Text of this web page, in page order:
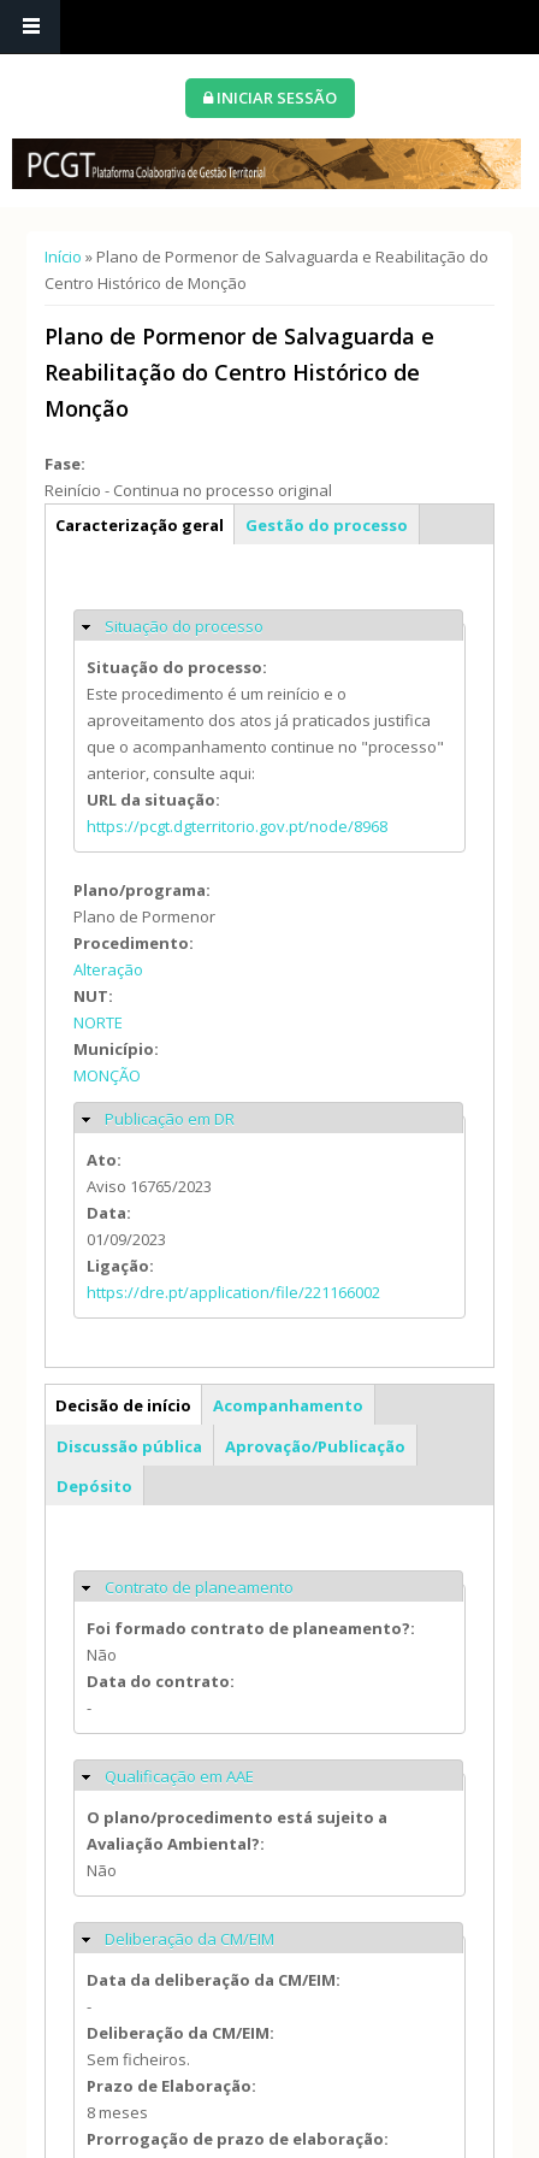
INICIAR SESSÃO
Está aqui
Início » Plano de Pormenor de Salvaguarda e Reabilitação do
Centro Histórico de Monção
Plano de Pormenor de Salvaguarda e
Reabilitação do Centro Histórico de
Monção
Fase:
Reinício - Continua no processo original
Info geral
Caracterização geral Gestão do processo
Ocultar
Situação do processo
Situação do processo:
Este procedimento é um reinício e o
aproveitamento dos atos já praticados justifica
que o acompanhamento continue no "processo"
anterior, consulte aqui:
URL da situação:
https://pcgt.dgterritorio.gov.pt/node/8968
Plano/programa:
Plano de Pormenor
Procedimento:
Alteração
NUT:
NORTE
Município:
MONÇÃO
Ocultar
Publicação em DR
Ato:
Aviso 16765/2023
Data:
01/09/2023
Ligação:
https://dre.pt/application/file/221166002
PP
Decisão de início
Acompanhamento
Discussão pública
Aprovação/Publicação
Depósito
Ocultar
Contrato de planeamento
Foi formado contrato de planeamento?:
Não
Data do contrato:
-
Ocultar
Qualificação em AAE
O plano/procedimento está sujeito a
Avaliação Ambiental?:
Não
Ocultar
Deliberação da CM/EIM
Data da deliberação da CM/EIM:
-
Deliberação da CM/EIM:
Sem ficheiros.
Prazo de Elaboração:
8 meses
Prorrogação de prazo de elaboração: